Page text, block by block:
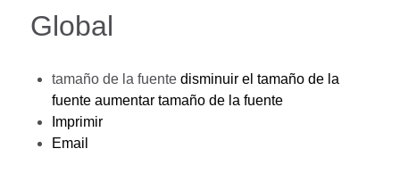
Global
tamaño de la fuente disminuir el tamaño de la
fuente aumentar tamaño de la fuente
Imprimir
Email